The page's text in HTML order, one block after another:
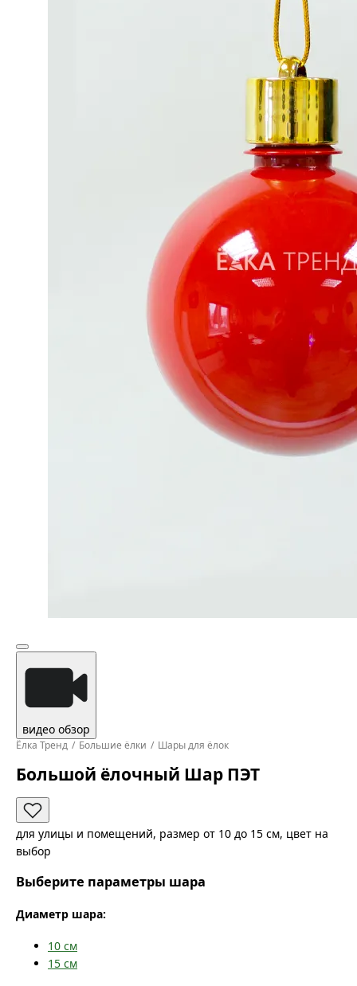
видео обзор
Ёлка Тренд Большие ёлки Шары для ёлок
Большой ёлочный Шар ПЭТ
для улицы и помещений, размер от 10 до 15 см, цвет на
выбор
Выберите параметры шара
Диаметр шара:
10 см
15 см